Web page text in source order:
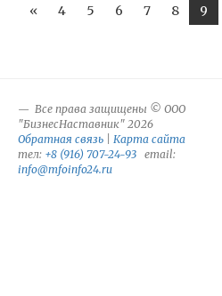
« 4 5 6 7 8 9
Все права защищены © ООО
"БизнесНаставник" 2026
Обратная связь
Карта сайта
тел: +8 (916) 707-24-93 email:
info@mfoinfo24.ru